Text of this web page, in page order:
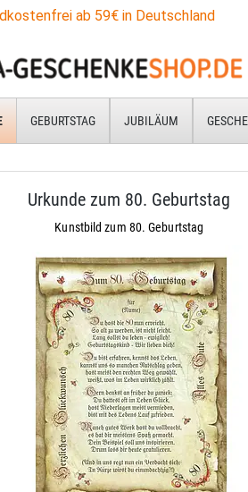
ab 59€ in Deutschland
GEBURTSTAG JUBILÄUM
Urkunde zum 80. Geburtstag
Kunstbild zum 80. Geburtstag